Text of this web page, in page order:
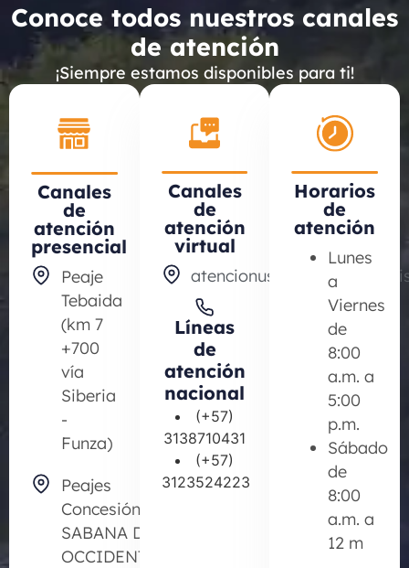
Conoce todos nuestros canales
de atención
¡Siempre estamos disponibles para ti!
Canales
de
atención
presencial
Peaje
Tebaida
(km 7
+700
vía
Siberia
-
Funza)
Peajes
Concesión
SABANA DE
OCCIDENTE:
Canales
de
atención
virtual
Líneas
de
atención
nacional
(+57)
3138710431
(+57)
3123524223
Horarios
de
atención
Lunes
a
Viernes
de
8:00
a.m. a
5:00
p.m.
Sábado
de
8:00
a.m. a
12 m